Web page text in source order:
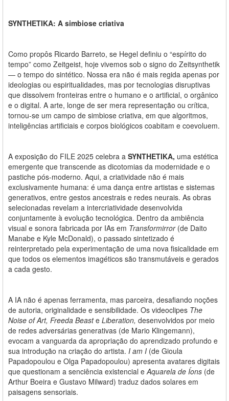
SYNTHETIKA: A simbiose criativa
Como propôs Ricardo Barreto, se Hegel definiu o “espírito do
tempo” como Zeitgeist, hoje vivemos sob o signo do Zeitsynthetik
— o tempo do sintético. Nossa era não é mais regida apenas por
ideologias ou espiritualidades, mas por tecnologias disruptivas
que dissolvem fronteiras entre o humano e o artificial, o orgânico
e o digital. A arte, longe de ser mera representação ou crítica,
tornou-se um campo de simbiose criativa, em que algoritmos,
inteligências artificiais e corpos biológicos coabitam e coevoluem.
A exposição do FILE 2025 celebra a SYNTHETIKA, uma estética
emergente que transcende as dicotomias da modernidade e o
pastiche pós-moderno. Aqui, a criatividade não é mais
exclusivamente humana: é uma dança entre artistas e sistemas
generativos, entre gestos ancestrais e redes neurais. As obras
selecionadas revelam a intercriatividade desenvolvida
conjuntamente à evolução tecnológica. Dentro da ambiência
visual e sonora fabricada por IAs em Transformirror(de Daito
Manabe e Kyle McDonald), o passado sintetizado é
reinterpretado pela experimentação de uma nova fisicalidade em
que todos os elementos imagéticos são transmutáveis e gerados
a cada gesto.
A IA não é apenas ferramenta, mas parceira, desafiando noções
de autoria, originalidade e sensibilidade. Os videoclipes The
Noise of Art, Freeda Beaste Liberation, desenvolvidos por meio
de redes adversárias generativas (de Mario Klingemann),
evocam a vanguarda da apropriação do aprendizado profundo e
sua introdução na criação do artista. I am I (de Gioula
Papadopoulou e Olga Papadopoulou) apresenta avatares digitais
que questionam a senciência existencial e Aquarela de Íons (de
Arthur Boeira e Gustavo Milward) traduz dados solares em
paisagens sensoriais.